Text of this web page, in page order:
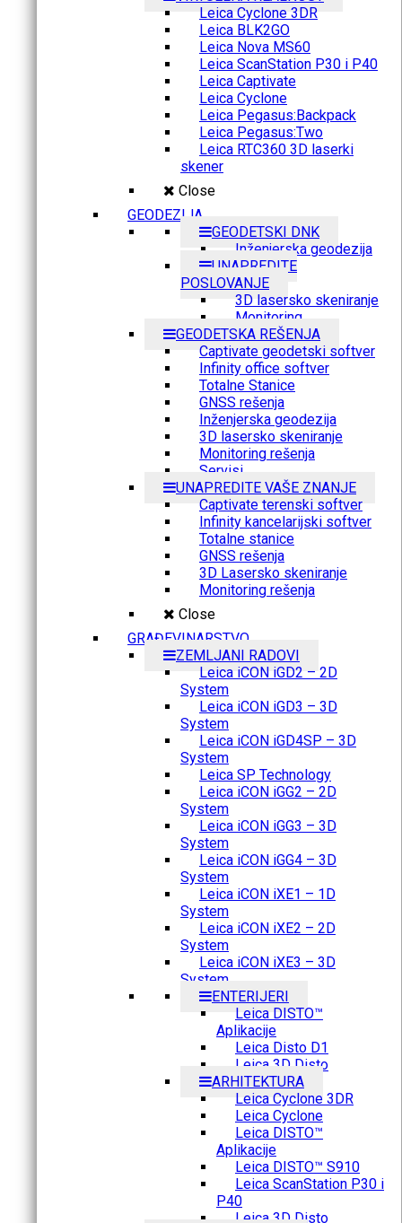
Leica Cyclone 3DR
Leica BLK2GO
Leica Nova MS60
Leica ScanStation P30 i P40
Leica Captivate
Leica Cyclone
Leica Pegasus:Backpack
Leica Pegasus:Two
Leica RTC360 3D laserki
skener
Close
GEODEZIJA
GEODETSKI DNK
Inženjerska geodezija
UNAPREDITE
POSLOVANJE
3D lasersko skeniranje
Monitoring
GEODETSKA REŠENJA
Captivate geodetski softver
Infinity office softver
Totalne Stanice
GNSS rešenja
Inženjerska geodezija
3D lasersko skeniranje
Monitoring rešenja
Servisi
UNAPREDITE VAŠE ZNANJE
Captivate terenski softver
Infinity kancelarijski softver
Totalne stanice
GNSS rešenja
3D Lasersko skeniranje
Monitoring rešenja
Close
GRAĐEVINARSTVO
ZEMLJANI RADOVI
Leica iCON iGD2 – 2D
System
Leica iCON iGD3 – 3D
System
Leica iCON iGD4SP – 3D
System
Leica SP Technology
Leica iCON iGG2 – 2D
System
Leica iCON iGG3 – 3D
System
Leica iCON iGG4 – 3D
System
Leica iCON iXE1 – 1D
System
Leica iCON iXE2 – 2D
System
Leica iCON iXE3 – 3D
System
ENTERIJERI
Leica DISTO™
Aplikacije
Leica Disto D1
Leica 3D Disto
ARHITEKTURA
Leica Cyclone 3DR
Leica Cyclone
Leica DISTO™
Aplikacije
Leica DISTO™ S910
Leica ScanStation P30 i
P40
Leica 3D Disto